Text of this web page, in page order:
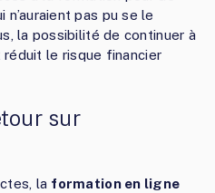
pas pu se le
la possibilité de continuer à
le risque financier
sur
la formation en ligne